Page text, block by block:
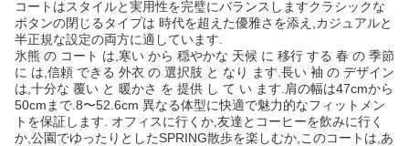
コートはスタイルと実用性を完璧にバランスしますクラシックな
ボタンの閉じるタイプは 時代を超えた優雅さを添え,カジュアルと
半正規な設定の両方に適しています.
氷熊 の コート は,寒い から 穏やかな 天候 に 移行 する 春 の 季節
に は,信頼 できる 外衣 の 選択肢 と なり ます.長い 袖 の デザイン
は,十分な 覆い と 暖かさ を 提供 し て い ます.肩の幅は47cmから
50cmまで.8〜52.6cm 異なる体型に快適で魅力的なフィットメン
トを保証します. オフィスに行くか,友達とコーヒーを飲みに行く
か,公園でゆったりとしたSPRING散歩を楽しむか,このコートは,あ